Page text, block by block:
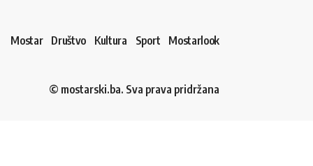
Mostar Društvo Kultura Sport Mostarlook
© mostarski.ba. Sva prava pridržana